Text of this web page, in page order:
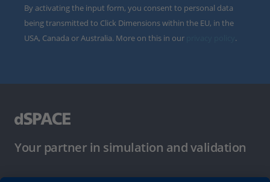
By activating the input form, you consent to personal data
being transmitted to Click Dimensions within the EU, in the
USA, Canada or Australia. More on this in our
.
Your partner in simulation and validation